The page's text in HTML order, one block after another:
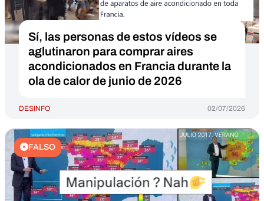
Sí, las personas de estos vídeos se
aglutinaron para comprar aires
acondicionados en Francia durante la
ola de calor de junio de 2026
DESINFO 02/07/2026
FALSO